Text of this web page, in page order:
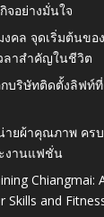
จอย่างมั่นใจ
งคล จุดเริ่มต้นขอ
ลาสำคัญในชีวิต
บริษัทติดตั้งลิฟท์
ายผ้าคุณภาพ คร
งานแฟชั่น
Chiangmai:
Skills and